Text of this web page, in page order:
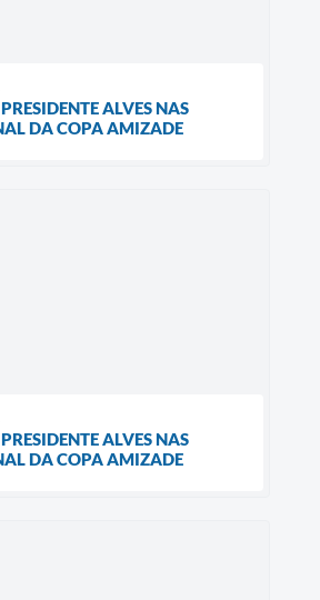
ALVES NAS
DA COPA AMIZADE
ALVES NAS
DA COPA AMIZADE